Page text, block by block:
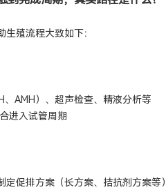
生殖流程大致如下：
、AMH）、超声检查、精液分析等
进入试管周期
定促排方案（长方案、拮抗剂方案等）